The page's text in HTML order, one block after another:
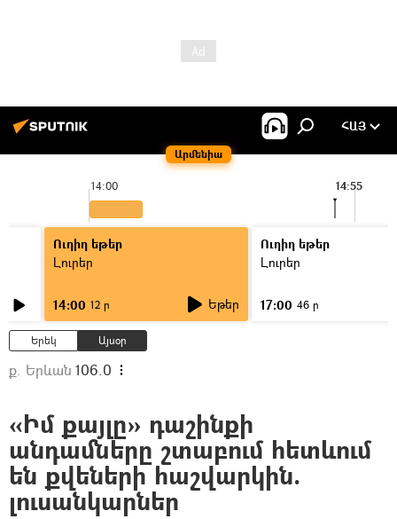
Արմենիա
ՀԱՅ
14:00 14:55
Ուղիղ եթեր
Լուրեր
14:00 12 ր Եթեր
Ուղիղ եթեր
Լուրեր
17:00 46 ր
Երեկ Այսօր
ք. Երևան 106.0
«Իմ քայլը» դաշինքի
անդամները շտաբում հետևում
են քվեների հաշվարկին.
լուսանկարներ